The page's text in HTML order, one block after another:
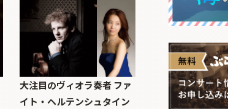
大注目のヴィオラ奏者 ファ
イト・ヘルテンシュタイン